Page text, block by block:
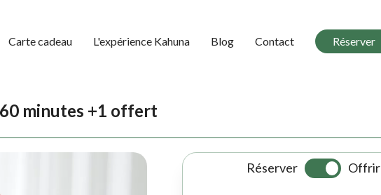
Carte cadeau L'expérience Kahuna Blog Contact Réserver
60 minutes +1 offert
Réserver Offrir